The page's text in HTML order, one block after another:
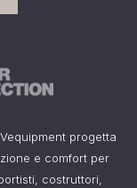
progetta
e comfort per
costruttori,